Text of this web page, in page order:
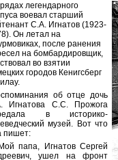
легендарного
воевал старший
С.А. Игнатов (1923-
Он летал на
после ранения
на бомбардировщик,
во взятии
городов Кенигсберг
об отце дочь
Игнатова С.С. Прожога
в историко-
музей. Вот что
пишет:
папа, Игнатов Сергей
ушел на фронт